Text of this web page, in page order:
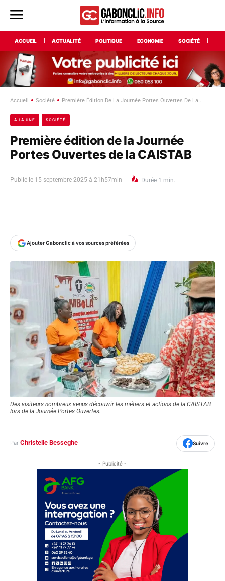
ACCUEIL ACTUALITÉ POLITIQUE ECONOMIE SOCIÉTÉ
Accueil Société Première Édition De La Journée Portes Ouvertes De La...
A LA UNE SOCIÉTÉ
Première édition de la Journée
Portes Ouvertes de la CAISTAB
Publié le 15 septembre 2025 à 21h57min Durée 1 min.
Ajouter Gabonclic à vos sources préférées
Des visiteurs nombreux venus découvrir les métiers et actions de la CAISTAB
lors de la Journée Portes Ouvertes.
Par Christelle Besseghe Suivre
- Publicité -